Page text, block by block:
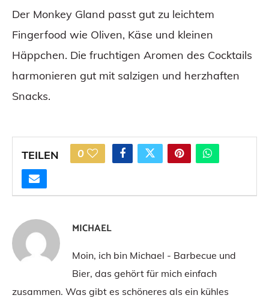
Der Monkey Gland passt gut zu leichtem
Fingerfood wie Oliven, Käse und kleinen
Häppchen. Die fruchtigen Aromen des Cocktails
harmonieren gut mit salzigen und herzhaften
Snacks.
TEILEN 0
MICHAEL
Moin, ich bin Michael - Barbecue und
Bier, das gehört für mich einfach
zusammen. Was gibt es schöneres als ein kühles